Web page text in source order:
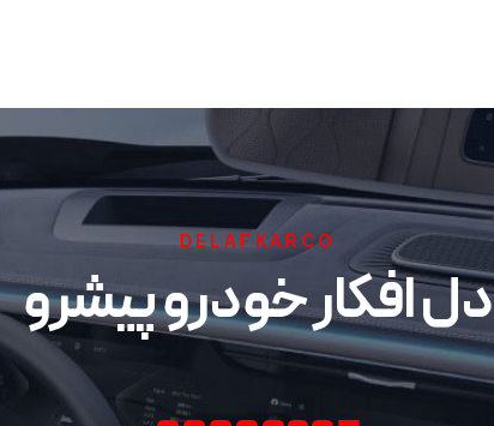
DELAFKARCO
دل افکار خودرو پیشرو